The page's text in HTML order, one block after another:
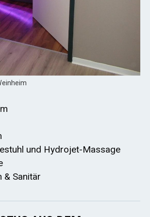
und Hydrojet-Massage
& Sanitär